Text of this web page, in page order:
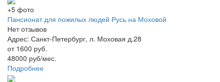
+5 фото
Пансионат для пожилых людей Русь на Моховой
Нет отзывов
Адрес: Санкт-Петербург, л. Моховая д.28
от 1600 руб.
48000 руб/мес.
Подробнее